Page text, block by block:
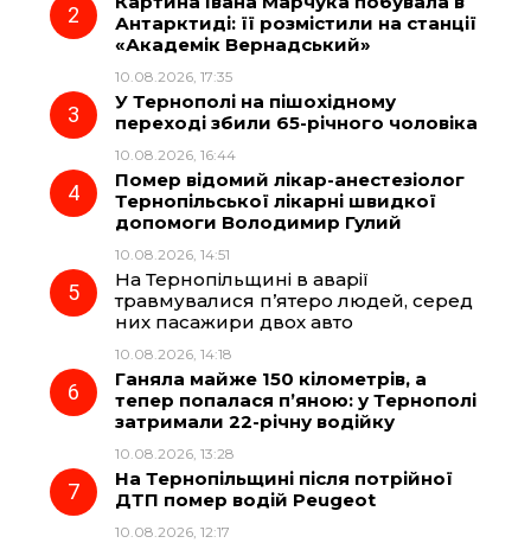
o
o
r
a
m
A
p
Антарктиді: її розмістили на станції
«Академік Вернадський»
10.08.2026, 17:35
У Тернополі на пішохідному
переході збили 65-річного чоловіка
10.08.2026, 16:44
Помер відомий лікар-анестезіолог
Тернопільської лікарні швидкої
допомоги Володимир Гулий
10.08.2026, 14:51
На Тернопільщині в аварії
травмувалися п’ятеро людей, серед
них пасажири двох авто
10.08.2026, 14:18
Ганяла майже 150 кілометрів, а
тепер попалася п’яною: у Тернополі
затримали 22-річну водійку
10.08.2026, 13:28
На Тернопільщині після потрійної
ДТП помер водій Peugeot
10.08.2026, 12:17